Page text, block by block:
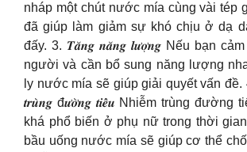
nháp một chút nước mía cùng vài tép
đã giúp làm giảm sự khó chịu ở dạ
đấy. 3. 𝑻𝒂̆𝒏𝒈 𝒏𝒂̆𝒏𝒈 𝒍𝒖̛𝒐̛̣𝒏𝒈 Nếu bạn
người và cần bổ sung năng lượng
ly nước mía sẽ giúp giải quyết vấn đề.
𝒕𝒓𝒖̀𝒏𝒈 đ𝒖̛𝒐̛̀𝒏𝒈 𝒕𝒊𝒆̂̉𝒖 Nhiễm trùng đường
khá phổ biến ở phụ nữ trong thời
bầu uống nước mía sẽ giúp cơ thể